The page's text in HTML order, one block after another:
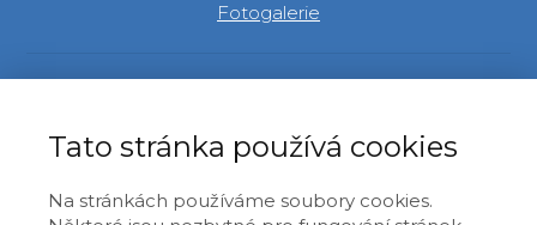
Fotogalerie
Tato stránka používá cookies
Na stránkách používáme soubory cookies.